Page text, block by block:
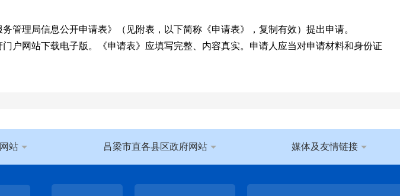
理局信息公开申请表》（见附表，以下简称《申请表》，复制有效）提出申请。
网站下载电子版。《申请表》应填写完整、内容真实。申请人应当对申请材料和身份证
：
县行政审批服务管理局办公室当面提出申请。
站 吕梁市直各县区政府网站 媒体及友情链接